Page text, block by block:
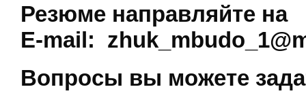
Резюме направляйте на
E-mail:
Вопросы вы можете